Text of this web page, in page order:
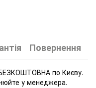
Повернення
по Києву.
у менеджера.